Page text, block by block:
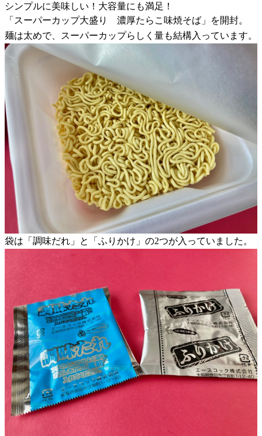
シンプルに美味しい！大容量にも満足！
「スーパーカップ大盛り 濃厚たらこ味焼そば」を開封。
麺は太めで、スーパーカップらしく量も結構入っています。
袋は「調味だれ」と「ふりかけ」の2つが入っていました。